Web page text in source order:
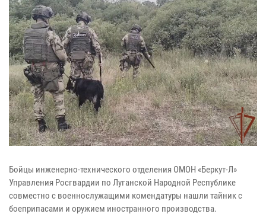
Бойцы инженерно-технического отделения ОМОН «Беркут-Л»
Управления Росгвардии по Луганской Народной Республике
совместно с военнослужащими комендатуры нашли тайник с
боеприпасами и оружием иностранного производства.